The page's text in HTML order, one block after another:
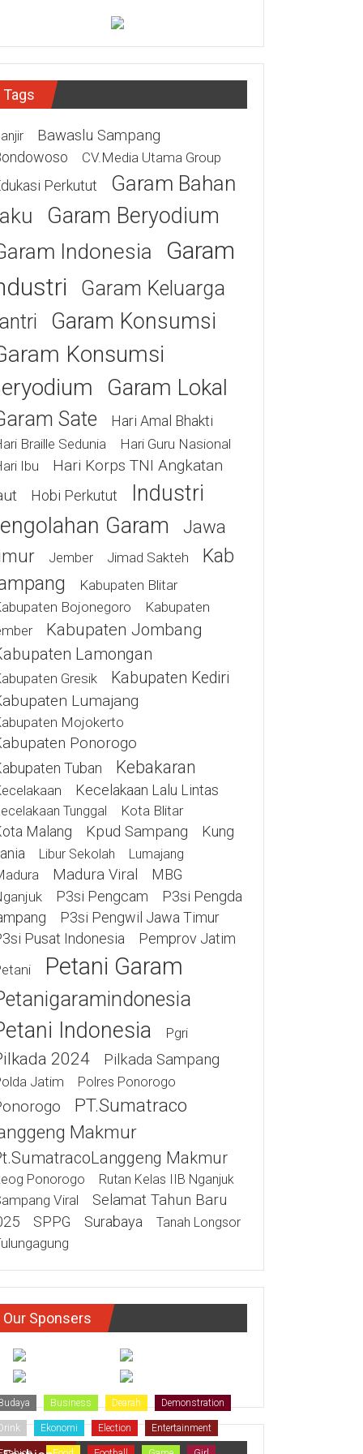
Tags
Bawaslu Sampang
CV.Media Utama Group
Perkutut
Garam Bahan
Garam Beryodium
Indonesia
Garam
Garam Keluarga
Garam Konsumsi
Konsumsi
Garam Lokal
Sate Hari Amal Bhakti
Braille Sedunia
Hari Guru Nasional
Ibu
Hari Korps TNI Angkatan
Hobi Perkutut
Industri
Garam
Jawa
Jember Jimad Sakteh
Kab
Kabupaten Blitar
Bojonegoro
Kabupaten
Kabupaten Jombang
Lamongan
Gresik
Kabupaten Kediri
Lumajang
Mojokerto
Ponorogo
Tuban Kebakaran
Kecelakaan Lalu Lintas
Tunggal Kota Blitar
Malang Kpud Sampang
Kung
Libur Sekolah Lumajang
Madura Viral MBG
P3si Pengcam
P3si Pengda
P3si Pengwil Jawa Timur
Pusat Indonesia
Pemprov Jatim
Petani Garam
Indonesia Pgri
2024 Pilkada Sampang
Jatim Polres Ponorogo
PT.Sumatraco
Makmur
Makmur
Ponorogo Rutan Kelas IIB Nganjuk
Viral
Selamat Tahun Baru
SPPG Surabaya Tanah Longsor
Our Sponsers
Business Dearah Demonstration
Drink Ekonomi Election Entertainment